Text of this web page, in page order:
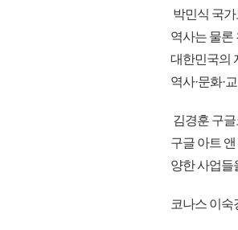
박민식 국
역사는 물론
대한민국의
역사·문화·
김경훈 구
구글 아트
양한 사업들
코나스 이숙